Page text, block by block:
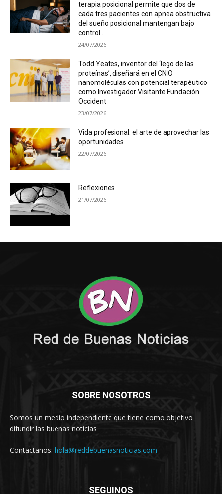
terapia posicional permite que dos de
cada tres pacientes con apnea obstructiva
del sueño posicional mantengan bajo
control...
24/07/2026
Todd Yeates, inventor del ‘lego de las
proteínas’, diseñará en el CNIO
nanomoléculas con potencial terapéutico
como Investigador Visitante Fundación
Occident
23/07/2026
Vida profesional: el arte de aprovechar las
oportunidades
22/07/2026
Reflexiones
21/07/2026
SOBRE NOSOTROS
Somos un medio independiente que tiene como objetivo
difundir las buenas noticias
Contactanos: hola@reddebuenasnoticias.com
SEGUINOS